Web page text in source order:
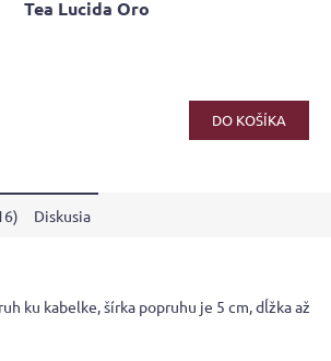
Tea Lucida Oro
DO KOŠÍKA
Diskusia
ku kabelke, šírka popruhu je 5 cm, dĺžka až